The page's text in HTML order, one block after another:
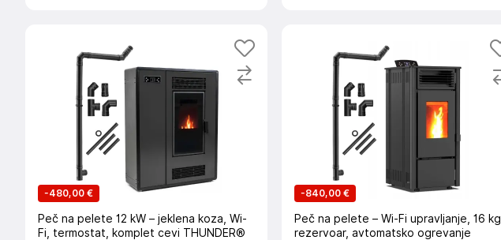
-480,00 €
Peč na pelete 12 kW – jeklena koza, Wi-
Fi, termostat, komplet cevi THUNDER®
-840,00 €
Peč na pelete – Wi-Fi upravljanje, 16 kg
rezervoar, avtomatsko ogrevanje